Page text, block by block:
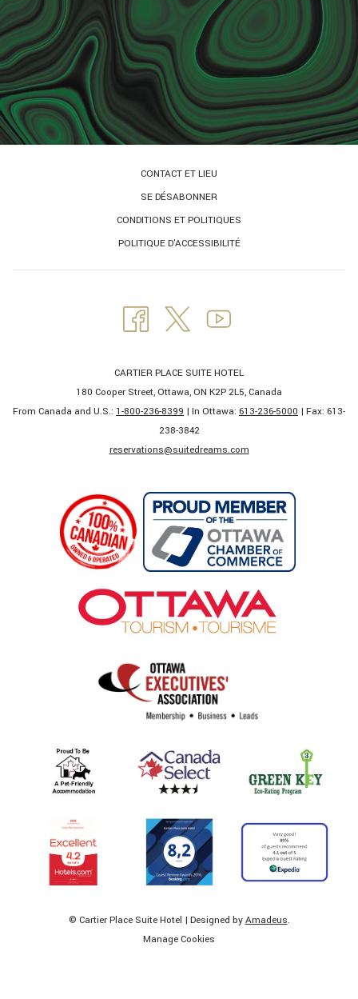
CONTACT ET LIEU
SE DÉSABONNER
CONDITIONS ET POLITIQUES
POLITIQUE D'ACCESSIBILITÉ
CARTIER PLACE SUITE HOTEL
180 Cooper Street, Ottawa, ON K2P 2L5, Canada
From Canada and U.S.: 1-800-236-8399 | In Ottawa: 613-236-5000 | Fax: 613-
238-3842​
​reservations@suitedreams.com
© Cartier Place Suite Hotel | Designed byAmadeus.
Manage Cookies